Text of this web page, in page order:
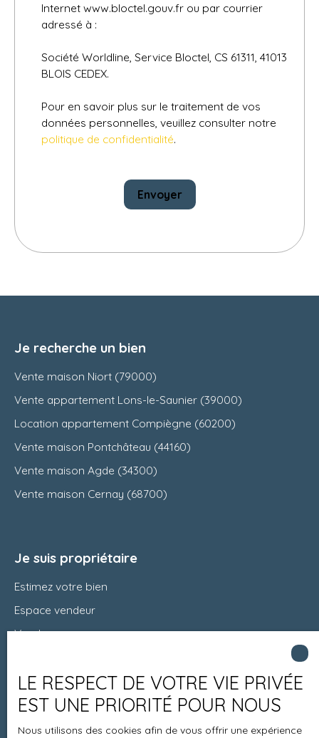
Internet www.bloctel.gouv.fr ou par courrier
adressé à :
Société Worldline, Service Bloctel, CS 61311, 41013
BLOIS CEDEX.
Pour en savoir plus sur le traitement de vos
données personnelles, veuillez consulter notre
politique de confidentialité.
Envoyer
Je recherche un bien
Vente maison Niort (79000)
Vente appartement Lons-le-Saunier (39000)
Location appartement Compiègne (60200)
Vente maison Pontchâteau (44160)
Vente maison Agde (34300)
Vente maison Cernay (68700)
Je suis propriétaire
Estimez votre bien
Espace vendeur
Vendre avec nous
Contact
LE RESPECT DE VOTRE VIE PRIVÉE
EST UNE PRIORITÉ POUR NOUS
Nous utilisons des cookies afin de vous offrir une expérience